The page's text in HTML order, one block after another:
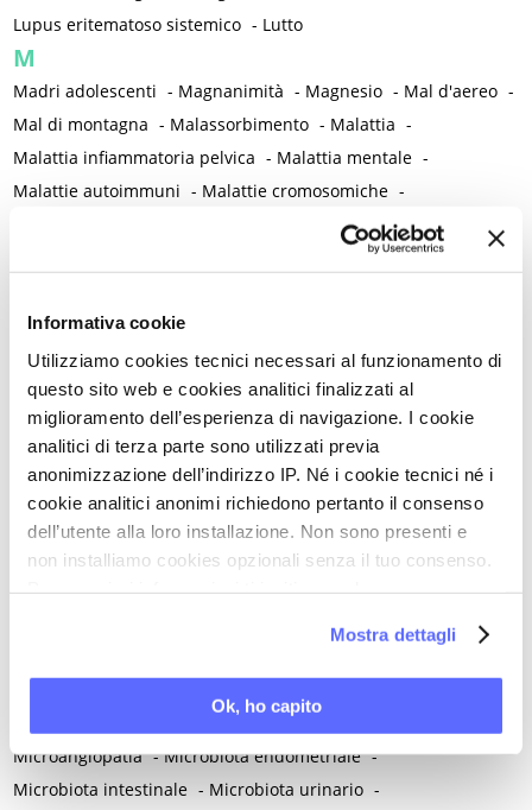
Informativa cookie
Utilizziamo cookies tecnici necessari al funzionamento di
questo sito web e cookies analitici finalizzati al
miglioramento dell’esperienza di navigazione. I cookie
analitici di terza parte sono utilizzati previa
anonimizzazione dell’indirizzo IP. Né i cookie tecnici né i
cookie analitici anonimi richiedono pertanto il consenso
dell’utente alla loro installazione. Non sono presenti e
non installiamo cookies opzionali senza il tuo consenso.
Mostra dettagli
Ok, ho capito
Lupus eritematoso sistemico - Lutto
M
Madri adolescenti - Magnanimità - Magnesio - Mal d'aereo -
Mal di montagna - Malassorbimento - Malattia -
Malattia infiammatoria pelvica - Malattia mentale -
Malattie autoimmuni - Malattie cromosomiche -
Malattie metaboliche -
Malattie reumatiche -
Malinconia -Martirio
Massaggio -Mastectomia profilattica bilaterale -Mastociti
Mastodinia / Mastalgia -Mastopatia fibrocistica -
Matrimonio non consumato -Medicina -Medicina di genere
Medicina di precisione -Medicina occidentale
Medico di famiglia - Meditazione -Melanosi vulvare -
Melatonina -Memoria -Memoria morale -
Menarca e pubertà -Menopausa e premenopausa -
Menopausa precoce
Metabolismo
Microangiopatia -Microbiota endometriale -
Microbiota intestinale - Microbiota urinario -